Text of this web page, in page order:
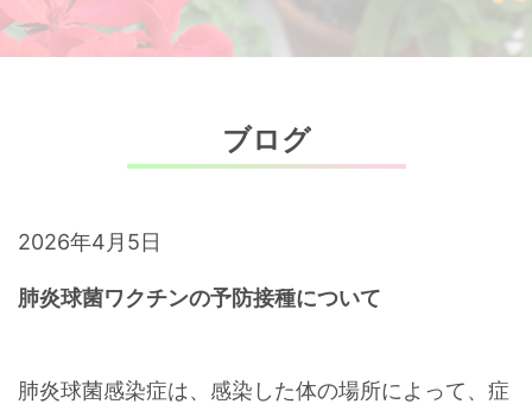
ブログ
2026年4月5日
肺炎球菌ワクチンの予防接種について
肺炎球菌感染症は、感染した体の場所によって、症